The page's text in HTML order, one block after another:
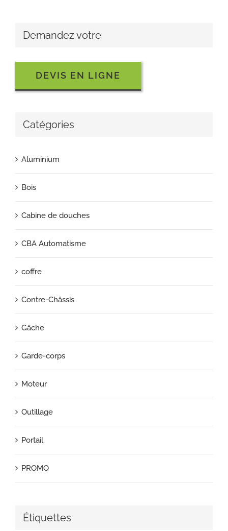
Demandez votre
DEVIS EN LIGNE
Catégories
Aluminium
Bois
Cabine de douches
CBA Automatisme
coffre
Contre-Châssis
Gâche
Garde-corps
Moteur
Outillage
Portail
PROMO
Étiquettes